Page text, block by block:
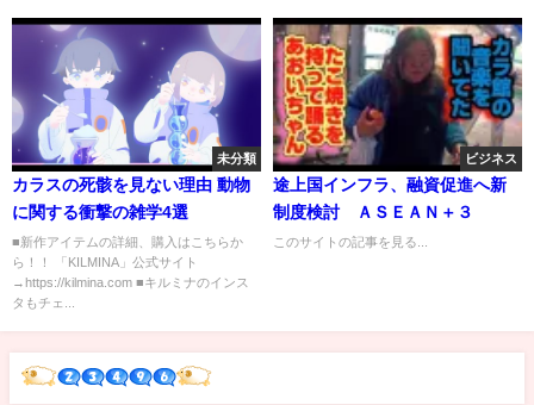
未分類
カラスの死骸を見ない理由 動物
に関する衝撃の雑学4選
■新作アイテムの詳細、購入はこちらか
ら！！ 「KILMINA」公式サイト
→https://kilmina.com ■キルミナのインス
タもチェ...
ビジネス
途上国インフラ、融資促進へ新
制度検討 ＡＳＥＡＮ＋３
このサイトの記事を見る...